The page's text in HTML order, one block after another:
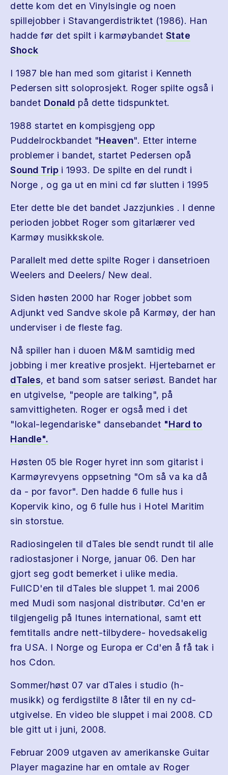
dette kom det en Vinylsingle og noen
spillejobber i Stavangerdistriktet (1986). Han
hadde før det spilt i karmøybandet State
Shock
I 1987 ble han med som gitarist i Kenneth
Pedersen sitt soloprosjekt. Roger spilte også i
bandet Donald på dette tidspunktet.
1988 startet en kompisgjeng opp
Puddelrockbandet "Heaven". Etter interne
problemer i bandet, startet Pedersen opå
Sound Trip i 1993. De spilte en del rundt i
Norge , og ga ut en mini cd før slutten i 1995
Eter dette ble det bandet Jazzjunkies . I denne
perioden jobbet Roger som gitarlærer ved
Karmøy musikkskole.
Parallelt med dette spilte Roger i dansetrioen
Weelers and Deelers/ New deal.
Siden høsten 2000 har Roger jobbet som
Adjunkt ved Sandve skole på Karmøy, der han
underviser i de fleste fag.
Nå spiller han i duoen M&M samtidig med
jobbing i mer kreative prosjekt. Hjertebarnet er
dTales, et band som satser seriøst. Bandet har
en utgivelse, "people are talking", på
samvittigheten. Roger er også med i det
"lokal-legendariske" dansebandet "Hard to
Handle".
Høsten 05 ble Roger hyret inn som gitarist i
Karmøyrevyens oppsetning "Om så va ka då
da - por favor". Den hadde 6 fulle hus i
Kopervik kino, og 6 fulle hus i Hotel Maritim
sin storstue.
Radiosingelen til dTales ble sendt rundt til alle
radiostasjoner i Norge, januar 06. Den har
gjort seg godt bemerket i ulike media.
FullCD'en til dTales ble sluppet 1. mai 2006
med Mudi som nasjonal distributør. Cd'en er
tilgjengelig på Itunes international, samt ett
femtitalls andre nett-tilbydere- hovedsakelig
fra USA. I Norge og Europa er Cd'en å få tak i
hos Cdon.
Sommer/høst 07 var dTales i studio (h-
musikk) og ferdigstilte 8 låter til en ny cd-
utgivelse. En video ble sluppet i mai 2008. CD
ble gitt ut i juni, 2008.
Februar 2009 utgaven av amerikanske Guitar
Player magazine har en omtale av Roger